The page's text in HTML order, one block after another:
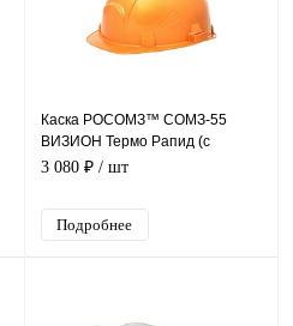
Каска РОСОМЗ™ СОМЗ-55
ВИЗИОН Термо Рапид (с
храповиком), золотистый 79712
3 080 ₽ / шт
Подробнее